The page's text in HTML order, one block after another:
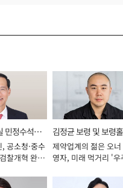
민정수석비
공소청·중수
찰개혁 완수
김정균 보령 및 보령
표이사 사장
제약업계의 젊은 오너
영자, 미래 먹거리 '우